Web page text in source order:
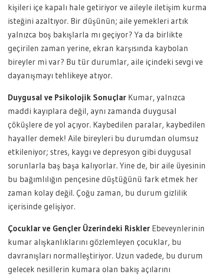
kişileri içe kapalı hale getiriyor ve aileyle iletişim kurma
isteğini azaltıyor. Bir düşünün; aile yemekleri artık
yalnızca boş bakışlarla mı geçiyor? Ya da birlikte
geçirilen zaman yerine, ekran karşısında kaybolan
bireyler mi var? Bu tür durumlar, aile içindeki sevgi ve
dayanışmayı tehlikeye atıyor.
Duygusal ve Psikolojik Sonuçlar Kumar, yalnızca
maddi kayıplara değil, aynı zamanda duygusal
çöküşlere de yol açıyor. Kaybedilen paralar, kaybedilen
hayaller demek! Aile bireyleri bu durumdan olumsuz
etkileniyor; stres, kaygı ve depresyon gibi duygusal
sorunlarla baş başa kalıyorlar. Yine de, bir aile üyesinin
bu bağımlılığın pençesine düştüğünü fark etmek her
zaman kolay değil. Çoğu zaman, bu durum gizlilik
içerisinde gelişiyor.
Çocuklar ve Gençler Üzerindeki Riskler Ebeveynlerinin
kumar alışkanlıklarını gözlemleyen çocuklar, bu
davranışları normalleştiriyor. Uzun vadede, bu durum
gelecek nesillerin kumara olan bakış açılarını